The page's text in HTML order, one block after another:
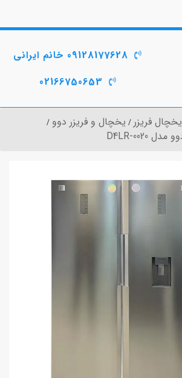
09128177628 خانم ایرانی
02166750653
یخچال فریزر یخچال و فریزر دوو